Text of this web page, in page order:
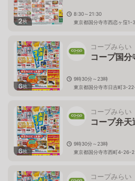
2枚
8:30～21:30
東京都国分寺市西恋ヶ窪1-
6枚
コープみらい
コープ国分
9時30分～23時
東京都国分寺市日吉町3-
6枚
コープみらい
コープ弁天
9時30分～23時
東京都国分寺市西町4-26-2
コープみらい